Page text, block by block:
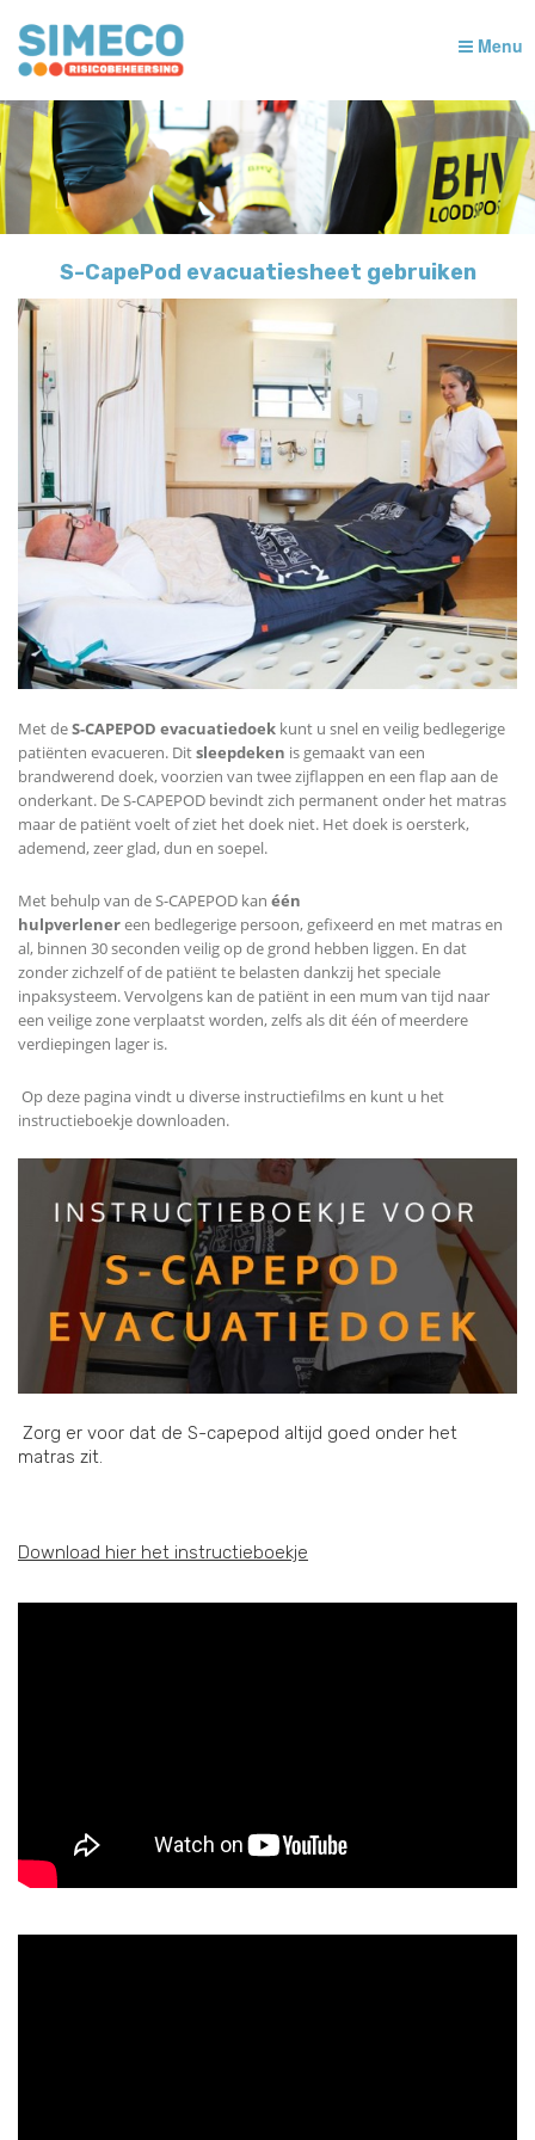
S-CapePod evacuatiesheet gebruiken
Met deS-CAPEPOD evacuatiedoek kunt u snel en veilig bedlegerige
patiënten evacueren. Ditsleepdeken is gemaakt van een
brandwerend doek, voorzien van twee zijflappen en een flap aan de
onderkant. De S-CAPEPOD bevindt zich permanent onder het matras
maar de patiënt voelt of ziet het doek niet. Het doek is oersterk,
ademend, zeer glad, dun en soepel.
Met behulp van de S-CAPEPOD kan één
hulpverlenereen bedlegerige persoon, gefixeerd en met matras en
al, binnen 30 seconden veilig op de grond hebben liggen. En dat
zonder zichzelf of de patiënt te belasten dankzij het speciale
inpaksysteem. Vervolgens kan de patiënt in een mum van tijd naar
een veilige zone verplaatst worden, zelfs als dit één of meerdere
verdiepingen lager is.
Op deze pagina vindt u diverse instructiefilms en kunt u het
instructieboekje downloaden.
Zorg er voor dat de S-capepod altijd goed onder het
matras zit.
Download hier het instructieboekje
Menu